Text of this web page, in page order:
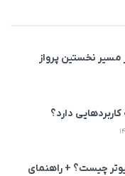
چیست؟ + راهنمای